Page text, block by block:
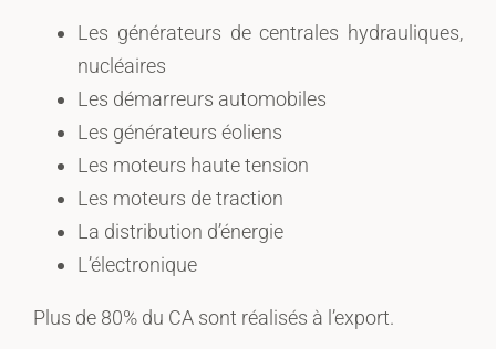
Les générateurs de centrales hydrauliques,
nucléaires
Les démarreurs automobiles
Les générateurs éoliens
Les moteurs haute tension
Les moteurs de traction
La distribution d’énergie
L’électronique
Plus de 80% du CA sont réalisés à l’export.